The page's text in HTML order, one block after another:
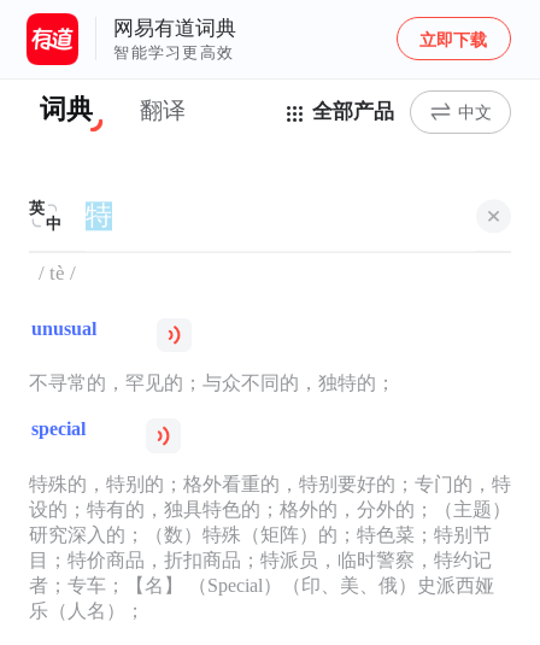
网易有道词典
智能学习更高效
立即下载
词典 翻译 全部产品 中文
英
中
/ tè /
unusual
不寻常的，罕见的；与众不同的，独特的；
special
特殊的，特别的；格外看重的，特别要好的；专门的，特
设的；特有的，独具特色的；格外的，分外的；（主题）
研究深入的；（数）特殊（矩阵）的；特色菜；特别节
目；特价商品，折扣商品；特派员，临时警察，特约记
者；专车；【名】 （Special）（印、美、俄）史派西娅
乐（人名）；